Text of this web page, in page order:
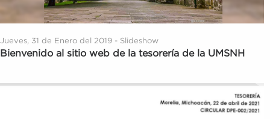
Jueves, 31 de Enero del 2019 - Slideshow
Bienvenido al sitio web de la tesorería de la UMSNH